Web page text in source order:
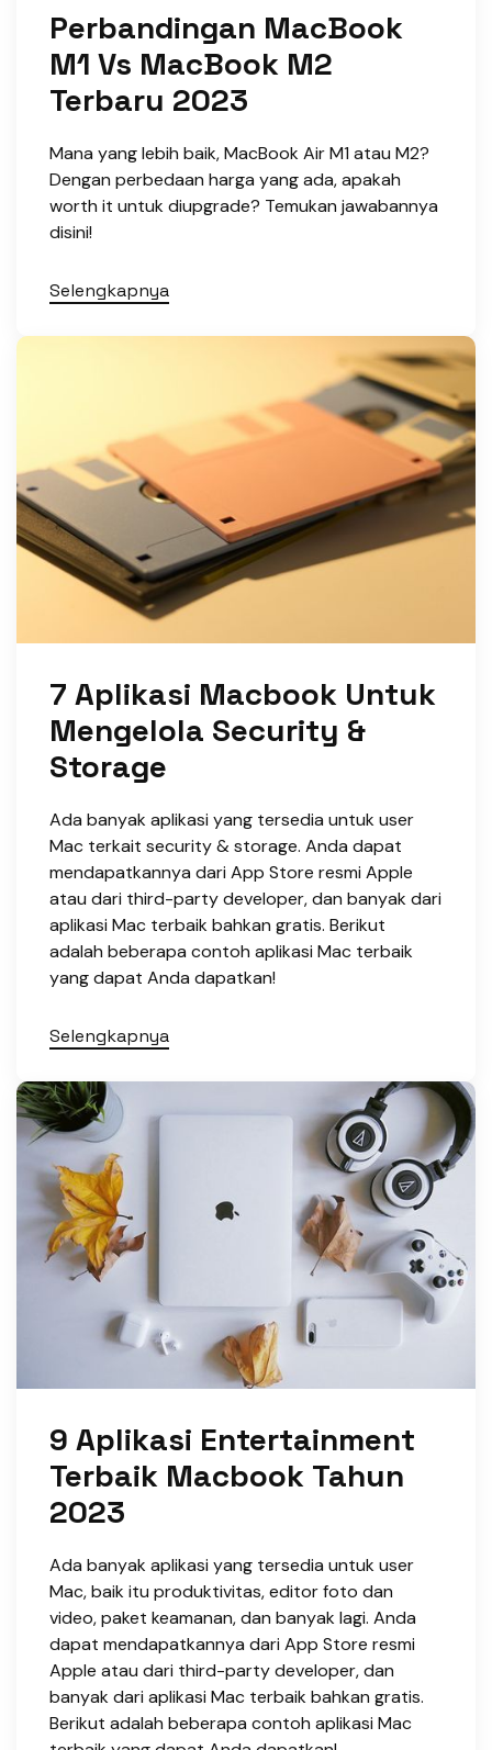
Perbandingan MacBook
M1 Vs MacBook M2
Terbaru 2023
Mana yang lebih baik, MacBook Air M1 atau M2?
Dengan perbedaan harga yang ada, apakah
worth it untuk diupgrade? Temukan jawabannya
disini!
Selengkapnya
7 Aplikasi Macbook Untuk
Mengelola Security &
Storage
Ada banyak aplikasi yang tersedia untuk user
Mac terkait security & storage. Anda dapat
mendapatkannya dari App Store resmi Apple
atau dari third-party developer, dan banyak dari
aplikasi Mac terbaik bahkan gratis. Berikut
adalah beberapa contoh aplikasi Mac terbaik
yang dapat Anda dapatkan!
Selengkapnya
9 Aplikasi Entertainment
Terbaik Macbook Tahun
2023
Ada banyak aplikasi yang tersedia untuk user
Mac, baik itu produktivitas, editor foto dan
video, paket keamanan, dan banyak lagi. Anda
dapat mendapatkannya dari App Store resmi
Apple atau dari third-party developer, dan
banyak dari aplikasi Mac terbaik bahkan gratis.
Berikut adalah beberapa contoh aplikasi Mac